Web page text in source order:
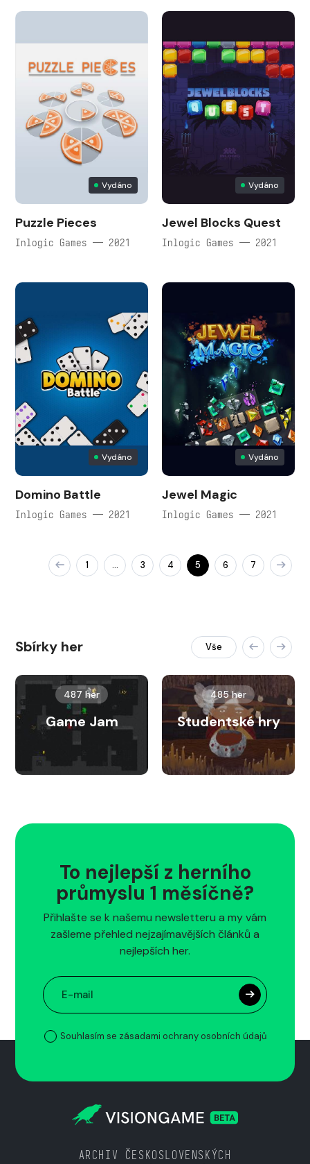
Vydáno
Puzzle Pieces
Inlogic Games — 2021
Vydáno
Jewel Blocks Quest
Inlogic Games — 2021
Vydáno
Domino Battle
Inlogic Games — 2021
Vydáno
Jewel Magic
Inlogic Games — 2021
1 … 3 4 5 6 7
Sbírky her Vše
487 her
Game Jam
485 her
Studentské hry
To nejlepší z herního
průmyslu 1 měsíčně?
Přihlašte se k našemu newsletteru a my vám
zašleme přehled nejzajímavějších článků a
nejlepších her.
Souhlasím se zásadami ochrany osobních údajů
ARCHIV ČESKOSLOVENSKÝCH